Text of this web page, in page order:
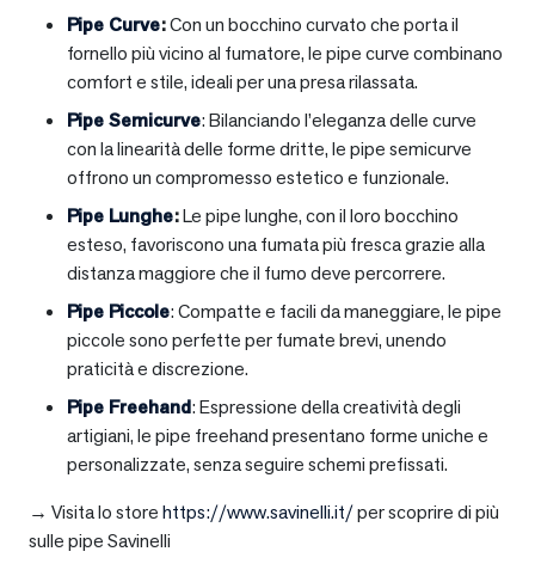
Pipe Curve:Con un bocchino curvato che porta il
fornello più vicino al fumatore, le pipe curve combinano
comfort e stile, ideali per una presa rilassata.
Pipe Semicurve: Bilanciando l’eleganza delle curve
con la linearità delle forme dritte, le pipe semicurve
offrono un compromesso estetico e funzionale.
Pipe Lunghe:Le pipe lunghe, con il loro bocchino
esteso, favoriscono una fumata più fresca grazie alla
distanza maggiore che il fumo deve percorrere.
Pipe Piccole: Compatte e facili da maneggiare, le pipe
piccole sono perfette per fumate brevi, unendo
praticità e discrezione.
Pipe Freehand: Espressione della creatività degli
artigiani, le pipe freehand presentano forme uniche e
personalizzate, senza seguire schemi prefissati.
→ Visita lo storehttps://www.savinelli.it/per scoprire di più
sulle pipe Savinelli